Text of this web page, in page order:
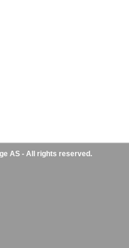
AS - All rights reserved.